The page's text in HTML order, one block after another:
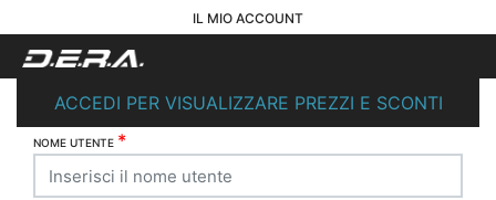
IL MIO ACCOUNT
ACCEDI PER VISUALIZZARE PREZZI E SCONTI
NOME UTENTE *